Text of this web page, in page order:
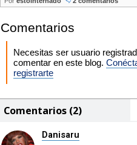
Comentarios
Necesitas ser usuario
comentar en este blog.
registrarte
Comentarios (2)
Danisaru